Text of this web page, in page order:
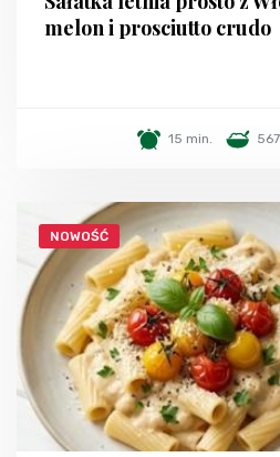
melon i prosciutto crudo
15 min.
NOWOŚĆ